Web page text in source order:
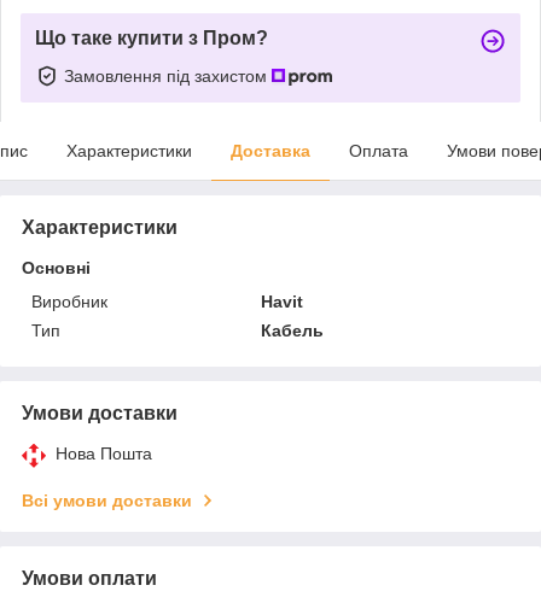
Що таке купити з Пром?
Замовлення під захистом
Характеристики Доставка Оплата Умови
Характеристики
Основні
Виробник
Havit
Тип
Кабель
Умови доставки
Нова Пошта
Всі умови доставки
Умови оплати